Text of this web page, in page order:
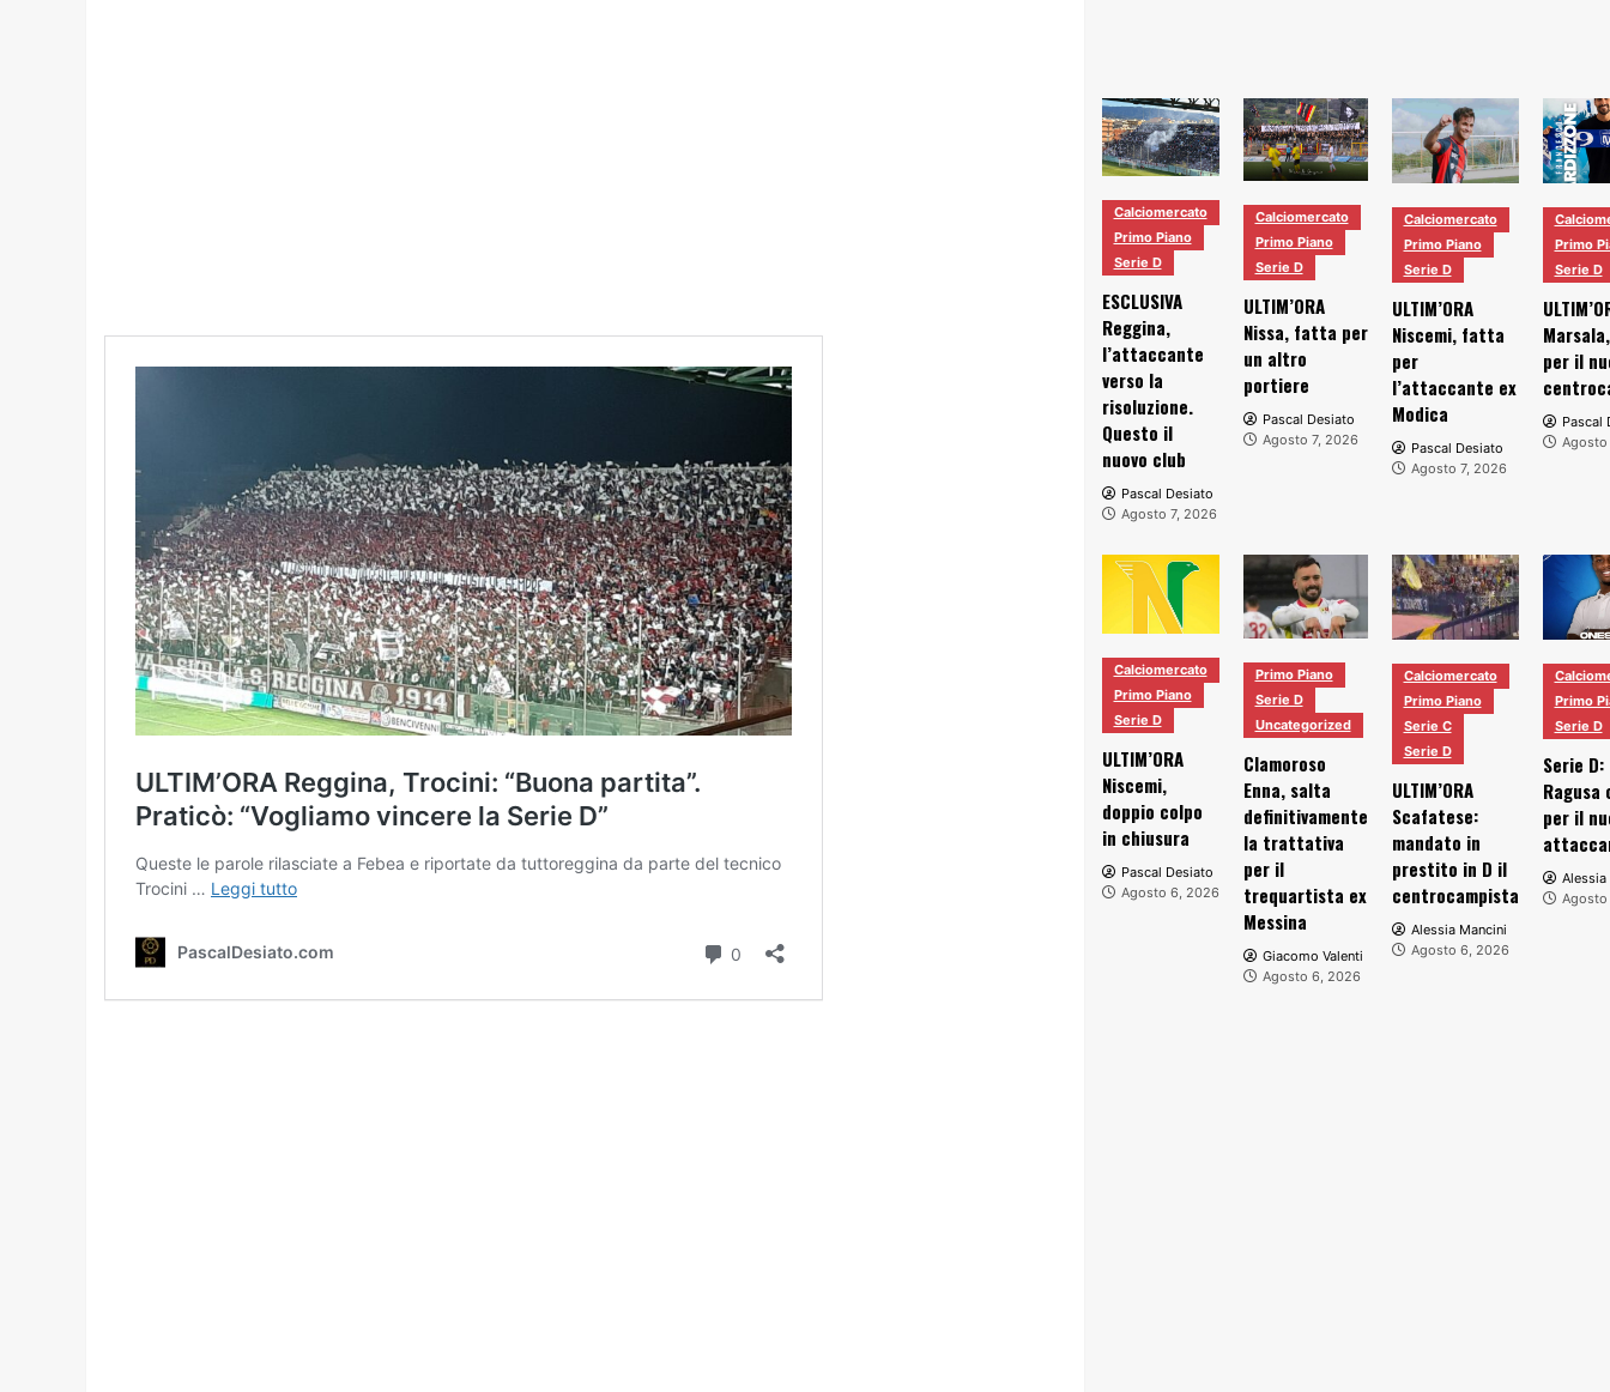
Calciomercato
Primo Piano
Serie D
ESCLUSIVA
Reggina,
l’attaccante
verso la
risoluzione.
Questo il
nuovo club
Pascal Desiato
Agosto 7, 2026
Calciomercato
Primo Piano
Serie D
ULTIM’ORA
Nissa, fatta per
un altro
portiere
Pascal Desiato
Agosto 7, 2026
Calciomercato
Primo Piano
Serie D
ULTIM’ORA
Niscemi, fatta
per
l’attaccante ex
Modica
Pascal Desiato
Agosto 7, 2026
Primo
Serie D
per il
Pascal
Agosto
Calciomercato
Primo Piano
Serie D
ULTIM’ORA
Niscemi,
doppio colpo
in chiusura
Pascal Desiato
Agosto 6, 2026
Primo Piano
Serie D
Uncategorized
Clamoroso
Enna, salta
definitivamente
la trattativa
per il
trequartista ex
Messina
Giacomo Valenti
Agosto 6, 2026
Calciomercato
Primo Piano
Serie C
Serie D
ULTIM’ORA
Scafatese:
mandato in
prestito in D il
centrocampista
Alessia Mancini
Agosto 6, 2026
Primo
Serie D
Serie D:
Ragusa
per il
Alessia